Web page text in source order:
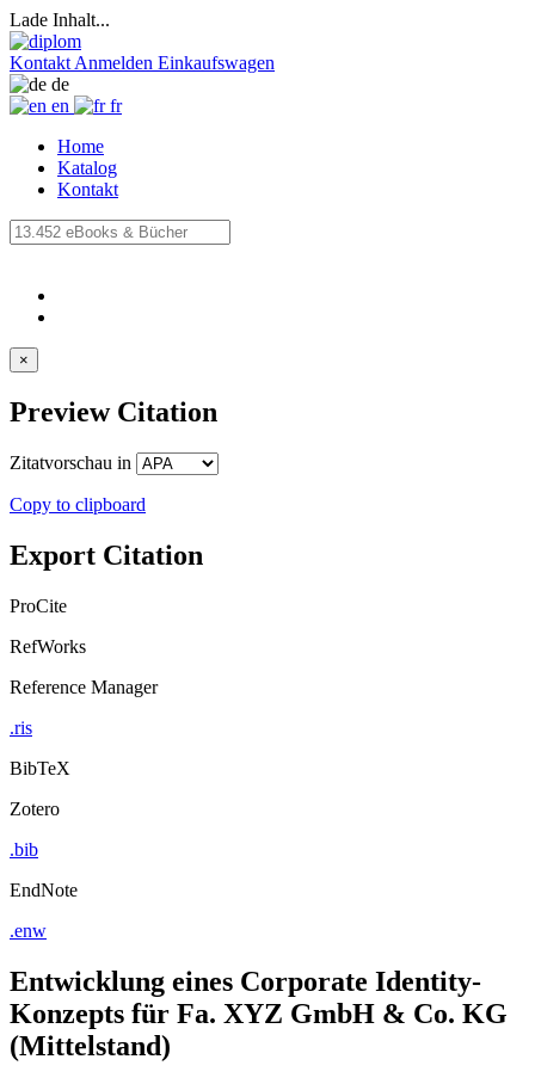
Lade Inhalt...
Kontakt Anmelden Einkaufswagen
de
en
fr
Home
Katalog
Kontakt
Export Citation
Entwicklung eines Corporate Identity-
Konzepts für Fa. XYZ GmbH & Co. KG
(Mittelstand)